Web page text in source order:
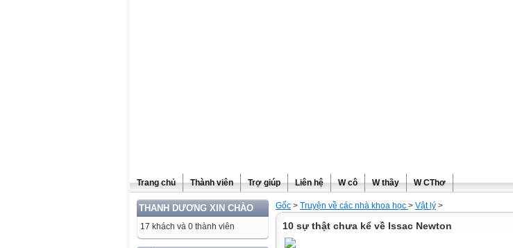
Trang chủ Thành viên Trợ giúp Liên hệ W cô W thầy W CThơ
THANH DƯƠNG XIN CHÀO
17 khách và 0 thành viên
Gốc > Truyện về các nhà khoa học > Vật lý >
10 sự thật chưa kể về Issac Newton